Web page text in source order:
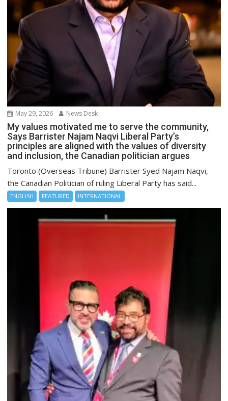
May 29, 2026 News Desk
My values motivated me to serve the community,
Says Barrister Najam Naqvi Liberal Party’s
principles are aligned with the values of diversity
and inclusion, the Canadian politician argues
Toronto (Overseas Tribune) Barrister Syed Najam Naqvi,
the Canadian Politician of ruling Liberal Party has said...
ENGLISH FEATURED INTERNATIONAL